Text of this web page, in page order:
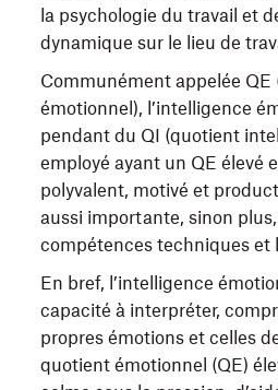
la psychologie du travail et
dynamique sur le lieu de
Communément appelée
émotionnel), l’intelligence
pendant du QI (quotient
employé ayant un QE élevé
polyvalent, motivé et
aussi importante, sinon
compétences techniques et
En bref, l’intelligence
capacité à interpréter,
propres émotions et celles
quotient émotionnel (QE)